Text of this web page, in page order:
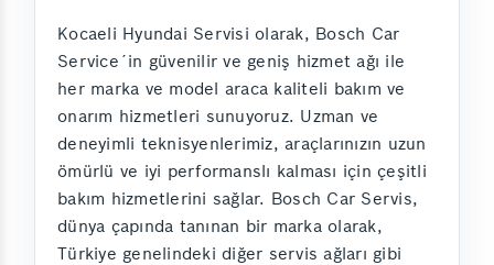
Kocaeli Hyundai Servisi olarak, Bosch Car
Service´in güvenilir ve geniş hizmet ağı ile
her marka ve model araca kaliteli bakım ve
onarım hizmetleri sunuyoruz. Uzman ve
deneyimli teknisyenlerimiz, araçlarınızın uzun
ömürlü ve iyi performanslı kalması için çeşitli
bakım hizmetlerini sağlar. Bosch Car Servis,
dünya çapında tanınan bir marka olarak,
Türkiye genelindeki diğer servis ağları gibi